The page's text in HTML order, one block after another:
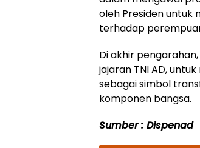
oleh Presiden untuk
terhadap
Di akhir
jajaran TNI AD,
sebagai simbol
komponen bangsa.
Sumber : Dispenad